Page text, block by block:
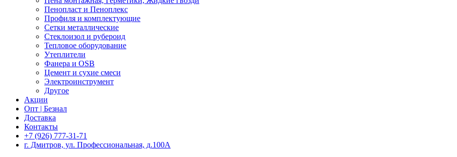
Пенопласт и Пеноплекс
Профиля и комплектующие
Сетки металлические
Стеклоизол и рубероид
Тепловое оборудование
Утеплители
Фанера и OSB
Цемент и сухие смеси
Электроинструмент
Другое
Акции
Опт | Безнал
Доставка
Контакты
+7 (926) 777-31-71
г. Дмитров, ул. Профессиональная, д.100А